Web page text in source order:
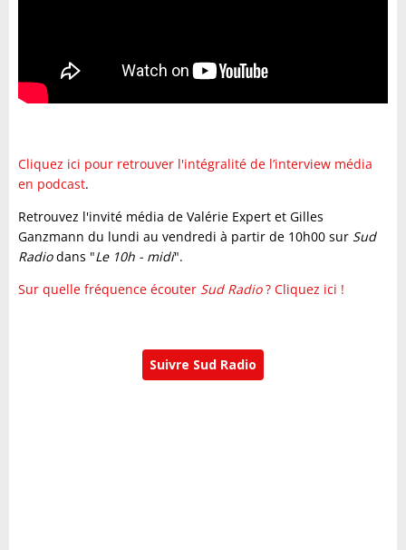
Cliquez ici pour retrouver l'intégralité de l’interview média
en podcast.
Retrouvez l'invité média de Valérie Expert et Gilles
Ganzmann du lundi au vendredi à partir de 10h00 sur Sud
Radiodans "Le 10h - midi".
Sur quelle fréquence écouter Sud Radio? Cliquez ici !
Suivre Sud Radio